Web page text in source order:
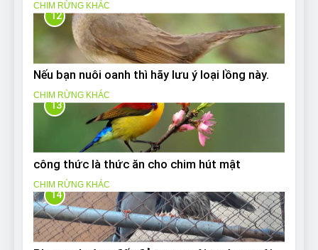
CHIM RỪNG KHÁC
12
Nếu bạn nuôi oanh thì hãy lưu ý loại lồng này.
CHIM RỪNG KHÁC
13
công thức là thức ăn cho chim hút mật
CHIM RỪNG KHÁC
14